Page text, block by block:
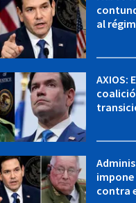
al
AXIOS:
impone
contra